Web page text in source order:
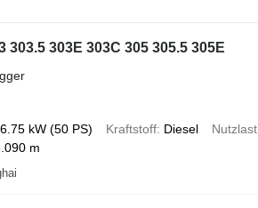
303.5 303E 303C 305 305.5 305E
kW (50 PS) Kraftstoff Diesel Nutzlast
m